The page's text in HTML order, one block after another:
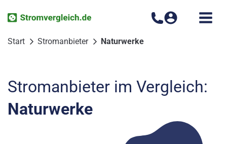
Inhalt
Start
Stromanbieter Naturwerke
Stromanbieter im Vergleich:
Naturwerke